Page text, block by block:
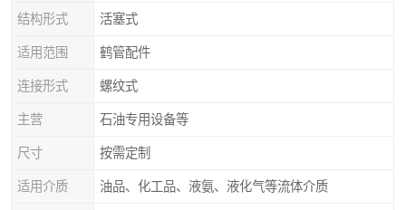
结构形式 活塞式
适用范围 鹤管配件
连接形式 螺纹式
主营 石油专用设备等
尺寸 按需定制
适用介质 油品、化工品、液氨、液化气等流体介质